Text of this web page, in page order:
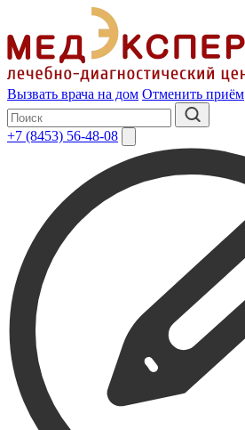
Вызвать врача на дом Отменить приём
+7 (8453) 56-48-08